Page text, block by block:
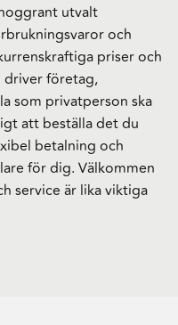
utvalt
och
priser och
driver företag,
som privatperson ska
att beställa det du
betalning och
för dig. Välkommen
service är lika viktiga